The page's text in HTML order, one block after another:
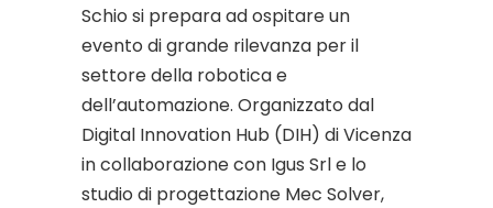
Schio si prepara ad ospitare un
evento di grande rilevanza per il
settore della robotica e
dell’automazione. Organizzato dal
Digital Innovation Hub (DIH) di Vicenza
in collaborazione con Igus Srl e lo
studio di progettazione Mec Solver,